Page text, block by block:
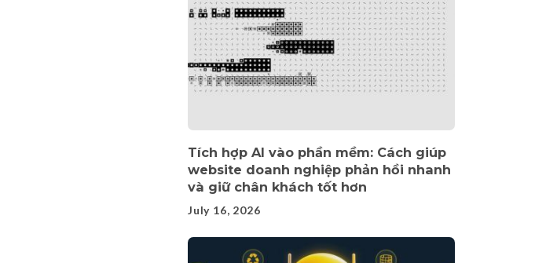
Tích hợp AI vào phần mềm: Cách giúp
website doanh nghiệp phản hồi nhanh
và giữ chân khách tốt hơn
July 16, 2026